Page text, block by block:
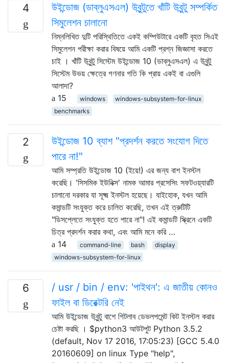
4
উইন্ডোজ (ডাব্লুএসএল) উবুন্টুতে খাঁটি উবুন্টু সম্পর্কিত
সিমুলেশন চালানো
নিম্নলিখিত দুটি পরিস্থিতিতে একই কম্পিউটারে একটি বৃহত সিএই
সিমুলেশন পরীক্ষা করার বিষয়ে আমি একটি প্রশ্ন জিজ্ঞাসা করতে
চাই । খাঁটি উবুন্টু সিস্টেম উইন্ডোজ 10 (ডাব্লুএসএল) এ উবুন্টু
সিস্টেম উভয় ক্ষেত্রে গণনার গতি কি প্রায় একই বা এগুলি
আলাদা?
15
windows
windows-subsystem-for-linux
benchmarks
2
উইন্ডোজ 10 ব্যাশ "প্রদর্শন করতে সংযোগ দিতে
পারে না!"
আমি সম্প্রতি উইন্ডোজ 10 (ইয়ে!) এর জন্য বাশ ইনস্টল
করেছি। 'সিসমিক ইউনিক্স' নামক আমার প্রসেসিং সফটওয়্যারটি
চালানো দরকার যা সূক্ষ্ম ইনস্টল হয়েছে। যাইহোক, যখন আমি
কমান্ডটি সংযুক্ত করে চালিত করেছি, তখন এই ত্রুটিটি
"ডিসপ্লেতে সংযুক্ত হতে পারে না"! এই কমান্ডটি স্ক্রিনে একটি
চিত্র প্রদর্শন করার কথা, এবং আমি মনে করি …
14
command-line bash
display
windows-subsystem-for-linux
6
/ usr / bin / env: 'পাইথন': এ জাতীয় কোনও
ফাইল বা ডিরেক্টরি নেই
আমি উইন্ডোজ উবুন্টু বাশে গিটলাব ডেভলপমেন্ট কিট ইনস্টল করার
চেষ্টা করছি । $python3 আউটপুট Python 3.5.2
(default, Nov 17 2016, 17:05:23) [GCC 5.4.0
20160609] on linux Type "help",